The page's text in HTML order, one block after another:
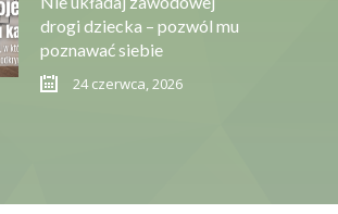
drogi dziecka – pozwól mu
poznawać siebie
24 czerwca, 2026